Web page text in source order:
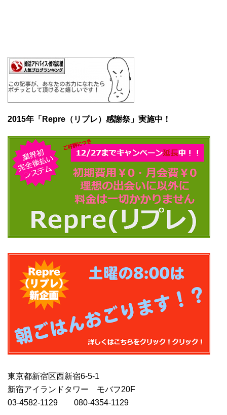
2015年「Repre（リプレ）感謝祭」実施中！
東京都新宿区西新宿6-5-1
新宿アイランドタワー モバフ20F
03-4582-1129 080-4354-1129